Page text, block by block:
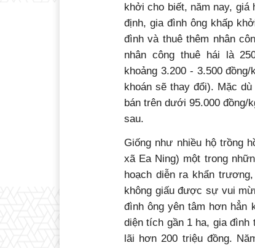
khởi cho biết, năm nay,
định, gia đình ông khấp
đình và thuê thêm nhân
nhân công thuê hái là
khoảng 3.200 - 3.500
khoán sẽ thay đổi). Mặc
bán trên dưới 95.000 đồng/
sau.
Giống như nhiều hộ trồng
xã Ea Ning) một trong
hoạch diễn ra khẩn
không giấu được sự vui
đình ông yên tâm hơn hẳn
diện tích gần 1 ha, gia
lãi hơn 200 triệu đồng.